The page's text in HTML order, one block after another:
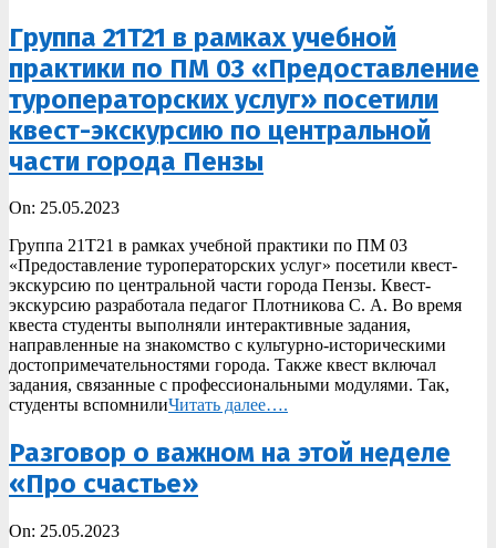
Группа 21Т21 в рамках учебной
практики по ПМ 03 «Предоставление
туроператорских услуг» посетили
квест-экскурсию по центральной
части города Пензы
2023-
25
On: 25.05.2023
Группа 21Т21 в рамках учебной практики по ПМ 03
«Предоставление туроператорских услуг» посетили квест-
экскурсию по центральной части города Пензы. Квест-
экскурсию разработала педагог Плотникова С. А. Во время
квеста студенты выполняли интерактивные задания,
направленные на знакомство с культурно-историческими
достопримечательностями города. Также квест включал
задания, связанные с профессиональными модулями. Так,
студенты вспомнилиЧитать далее….
Разговор о важном на этой неделе
«Про счастье»
2023-
On: 25.05.2023